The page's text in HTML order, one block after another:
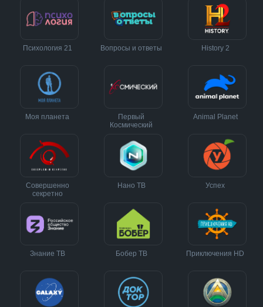
Психология 21 Вопросы и ответы History 2
Моя планета
Первый
Космический
Animal Planet
Совершенно
секретно
Нано ТВ Успех
Знание ТВ Бобер ТВ Приключения HD